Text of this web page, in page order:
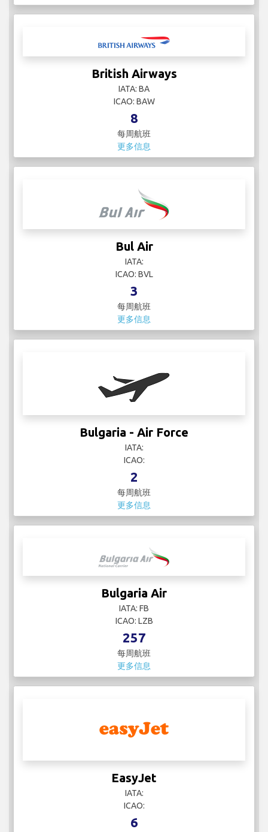
British Airways
IATA: BA
ICAO: BAW
8
每周航班
更多信息
Bul Air
IATA:
ICAO: BVL
3
每周航班
更多信息
Bulgaria - Air Force
IATA:
ICAO:
2
每周航班
更多信息
Bulgaria Air
IATA: FB
ICAO: LZB
257
每周航班
更多信息
EasyJet
IATA:
ICAO:
6